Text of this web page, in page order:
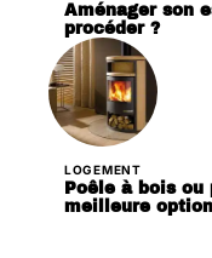
Aménager son
procéder ?
LOGEMENT
Poêle à bois
meilleure